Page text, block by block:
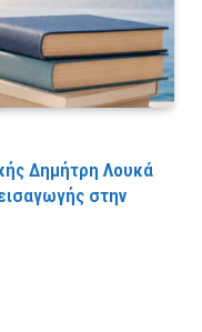
Δημήτρη Λουκά
στην